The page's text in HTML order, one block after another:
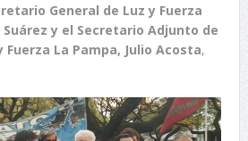
General de Luz y Fuerza
Suárez y el Secretario Adjunto de
Fuerza La Pampa, Julio Acosta,